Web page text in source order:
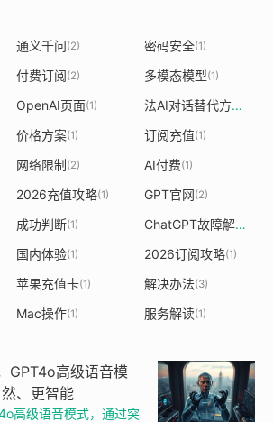
通义千问(2) 密码安全(1)
(1)
付费订阅(2) 多模态模型(1)
(1)OpenAI页面(1) 法AI对话替代方案
价格方案(1) 订阅充值(1)
网络限制(2) AI付费(1)
2026充值攻略(1) GPT官网(2)
成功判断(1) ChatGPT故障解析
国内体验(1) 2026订阅攻略(1)
苹果充值卡(1) 解决办法(3)
Mac操作(1) 服务解读(1)
GPT4o高级语音模
、更智能
高级语音模式，通过突